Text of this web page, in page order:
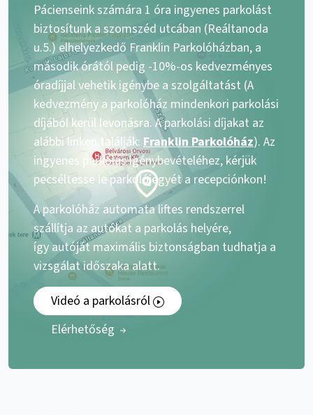
Pácienseink számára 1 óra ingyenes parkolást
biztosítunk a szomszéd utcában (Reáltanoda
u.5.) elhelyezkedő Franklin Parkolóházban, a
második órától pedig -10%-os kedvezményes
óradíjjal vehetik igénybe a szolgáltatást (A
kedvezmény a parkolóház mindenkori parkolási
díjából kerül levonásra. A parkolási díjakat az
alábbi linken találják: Franklin Parkolóház). Az
ingyenes parkolás igénybevételéhez, kérjük
pecséltesse le parkolójegyét a recepciónkon!
A parkolóház automata liftes rendszerrel
szállítja az autókat a parkolás helyére,
így autóját maximális biztonságban tudhatja a
vizsgálat időszaka alatt.
Videó a parkolásról
Elérhetőség